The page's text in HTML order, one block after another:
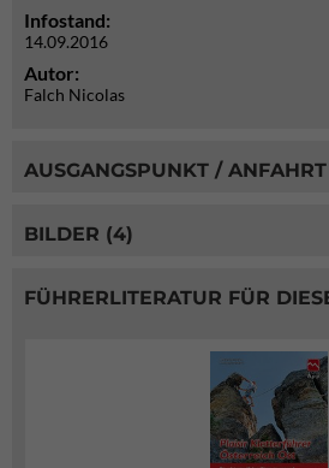
Infostand:
14.09.2016
Autor:
Falch Nicolas
AUSGANGSPUNKT / ANFAHRT
BILDER (4)
FÜHRERLITERATUR FÜR